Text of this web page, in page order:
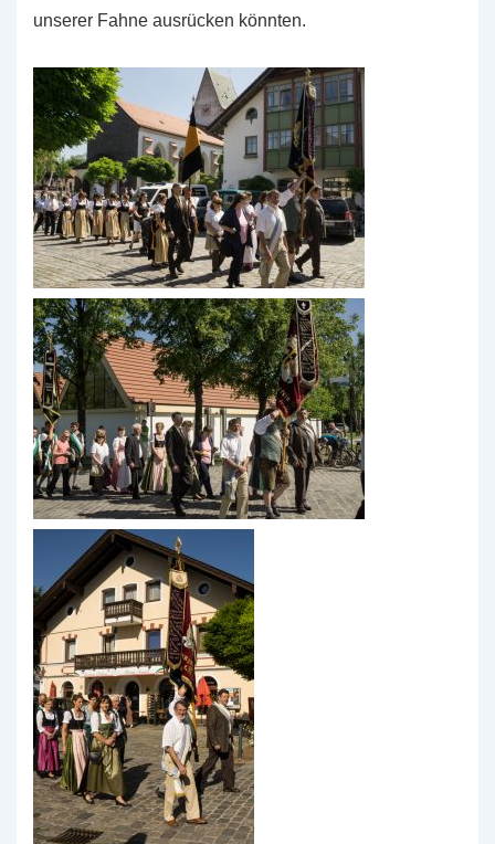
unserer Fahne ausrücken könnten.